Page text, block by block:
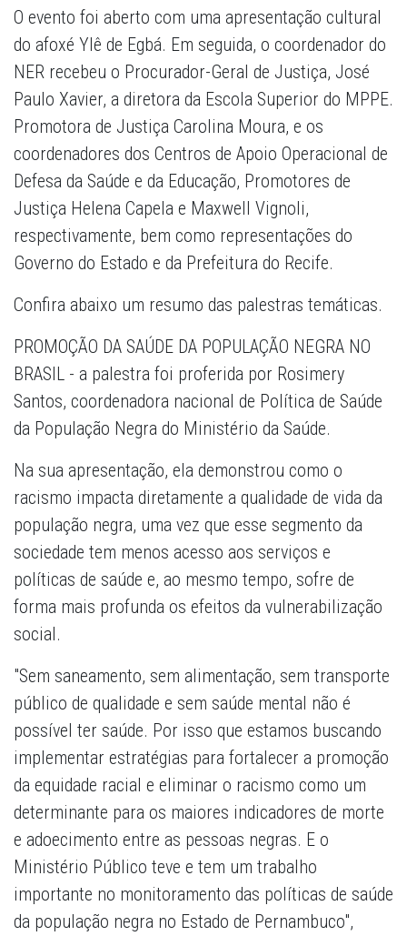
O evento foi aberto com uma apresentação cultural
do afoxé Ylê de Egbá. Em seguida, o coordenador do
NER recebeu o Procurador-Geral de Justiça, José
Paulo Xavier, a diretora da Escola Superior do MPPE.
Promotora de Justiça Carolina Moura, e os
coordenadores dos Centros de Apoio Operacional de
Defesa da Saúde e da Educação, Promotores de
Justiça Helena Capela e Maxwell Vignoli,
respectivamente, bem como representações do
Governo do Estado e da Prefeitura do Recife.
Confira abaixo um resumo das palestras temáticas.
PROMOÇÃO DA SAÚDE DA POPULAÇÃO NEGRA NO
BRASIL - a palestra foi proferida por Rosimery
Santos, coordenadora nacional de Política de Saúde
da População Negra do Ministério da Saúde.
Na sua apresentação, ela demonstrou como o
racismo impacta diretamente a qualidade de vida da
população negra, uma vez que esse segmento da
sociedade tem menos acesso aos serviços e
políticas de saúde e, ao mesmo tempo, sofre de
forma mais profunda os efeitos da vulnerabilização
social.
"Sem saneamento, sem alimentação, sem transporte
público de qualidade e sem saúde mental não é
possível ter saúde. Por isso que estamos buscando
implementar estratégias para fortalecer a promoção
da equidade racial e eliminar o racismo como um
determinante para os maiores indicadores de morte
e adoecimento entre as pessoas negras. E o
Ministério Público teve e tem um trabalho
importante no monitoramento das políticas de saúde
da população negra no Estado de Pernambuco",